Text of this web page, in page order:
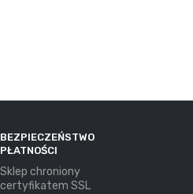
BEZPIECZEŃSTWO
PŁATNOŚCI
Sklep chroniony
certyfikatem SSL